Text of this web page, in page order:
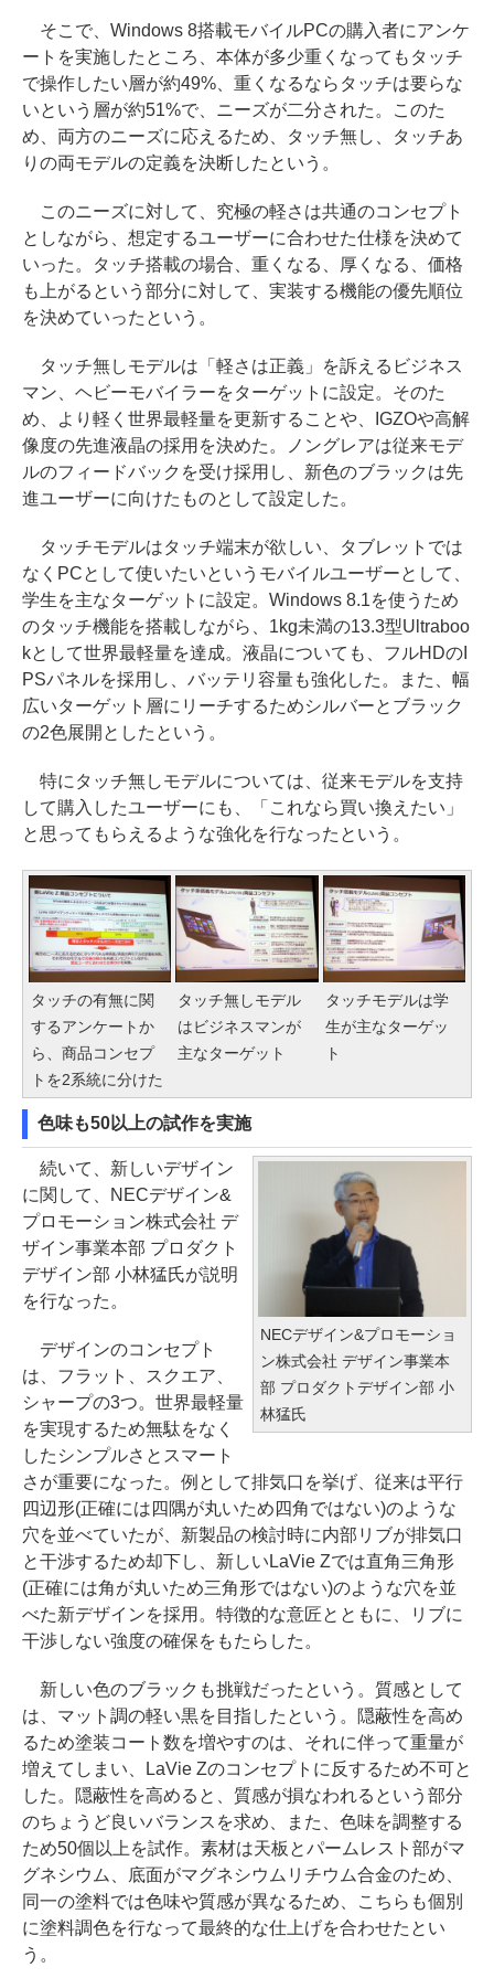
そこで、Windows 8搭載モバイルPCの購入者にアンケ
ートを実施したところ、本体が多少重くなってもタッチ
で操作したい層が約49%、重くなるならタッチは要らな
いという層が約51%で、ニーズが二分された。このた
め、両方のニーズに応えるため、タッチ無し、タッチあ
りの両モデルの定義を決断したという。
このニーズに対して、究極の軽さは共通のコンセプト
としながら、想定するユーザーに合わせた仕様を決めて
いった。タッチ搭載の場合、重くなる、厚くなる、価格
も上がるという部分に対して、実装する機能の優先順位
を決めていったという。
タッチ無しモデルは「軽さは正義」を訴えるビジネス
マン、ヘビーモバイラーをターゲットに設定。そのた
め、より軽く世界最軽量を更新することや、IGZOや高解
像度の先進液晶の採用を決めた。ノングレアは従来モデ
ルのフィードバックを受け採用し、新色のブラックは先
進ユーザーに向けたものとして設定した。
タッチモデルはタッチ端末が欲しい、タブレットでは
なくPCとして使いたいというモバイルユーザーとして、
学生を主なターゲットに設定。Windows 8.1を使うため
のタッチ機能を搭載しながら、1kg未満の13.3型Ultraboo
kとして世界最軽量を達成。液晶についても、フルHDのI
PSパネルを採用し、バッテリ容量も強化した。また、幅
広いターゲット層にリーチするためシルバーとブラック
の2色展開としたという。
特にタッチ無しモデルについては、従来モデルを支持
して購入したユーザーにも、「これなら買い換えたい」
と思ってもらえるような強化を行なったという。
タッチの有無に関
するアンケートか
ら、商品コンセプ
トを2系統に分けた
タッチ無しモデル
はビジネスマンが
主なターゲット
タッチモデルは学
生が主なターゲッ
ト
色味も50以上の試作を実施
NECデザイン&プロモーショ
ン株式会社 デザイン事業本
部 プロダクトデザイン部 小
林猛氏
続いて、新しいデザイン
に関して、NECデザイン&
プロモーション株式会社 デ
ザイン事業本部 プロダクト
デザイン部 小林猛氏が説明
を行なった。
デザインのコンセプト
は、フラット、スクエア、
シャープの3つ。世界最軽量
を実現するため無駄をなく
したシンプルさとスマート
さが重要になった。例として排気口を挙げ、従来は平行
四辺形(正確には四隅が丸いため四角ではない)のような
穴を並べていたが、新製品の検討時に内部リブが排気口
と干渉するため却下し、新しいLaVie Zでは直角三角形
(正確には角が丸いため三角形ではない)のような穴を並
べた新デザインを採用。特徴的な意匠とともに、リブに
干渉しない強度の確保をもたらした。
新しい色のブラックも挑戦だったという。質感として
は、マット調の軽い黒を目指したという。隠蔽性を高め
るため塗装コート数を増やすのは、それに伴って重量が
増えてしまい、LaVie Zのコンセプトに反するため不可と
した。隠蔽性を高めると、質感が損なわれるという部分
のちょうど良いバランスを求め、また、色味を調整する
ため50個以上を試作。素材は天板とパームレスト部がマ
グネシウム、底面がマグネシウムリチウム合金のため、
同一の塗料では色味や質感が異なるため、こちらも個別
に塗料調色を行なって最終的な仕上げを合わせたとい
う。